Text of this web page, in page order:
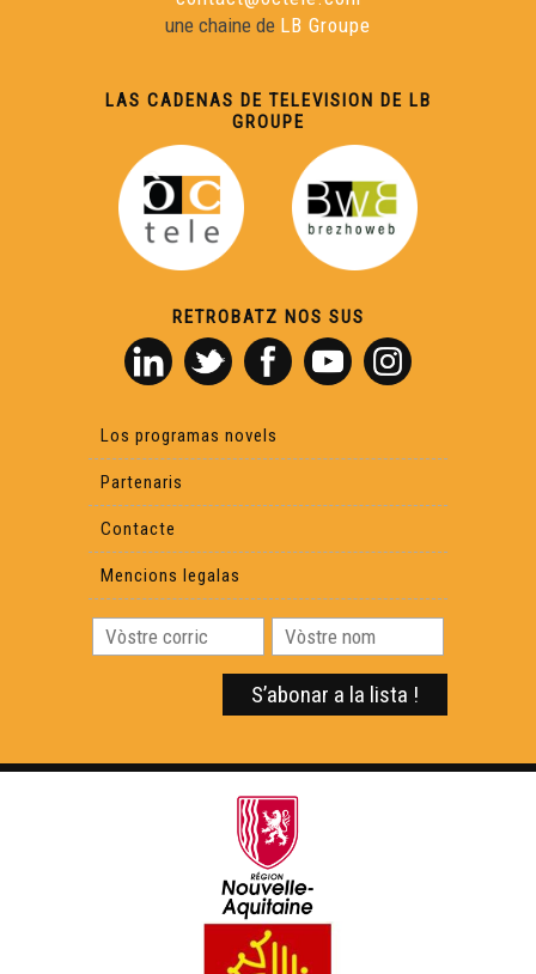
une chaine de LB Groupe
LAS CADENAS DE TELEVISION DE LB
GROUPE
RETROBATZ NOS SUS
Los programas novels
Partenaris
Contacte
Mencions legalas